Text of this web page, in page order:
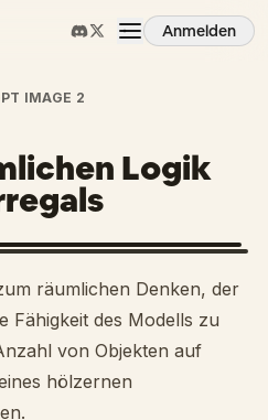
Anmelden
IMAGE 2
Logik
räumlichen Denken, der
Fähigkeit des Modells zu
von Objekten auf
hölzernen